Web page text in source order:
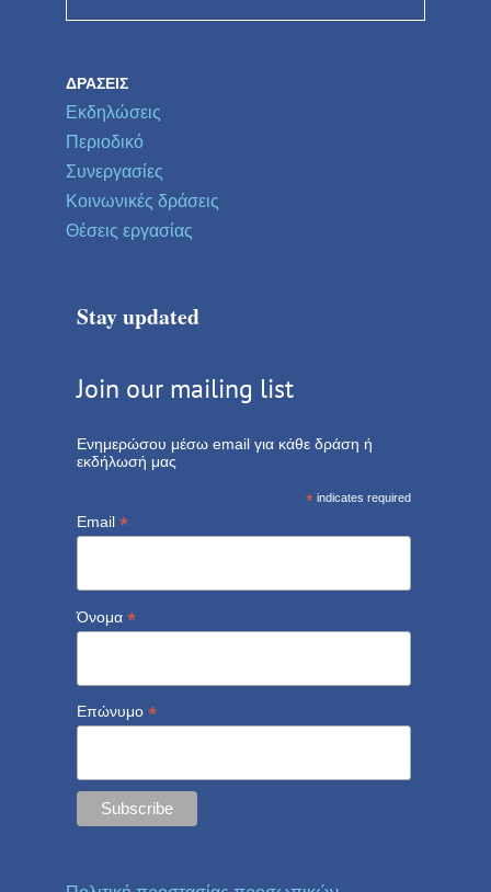
ΔΡΆΣΕΙΣ
Εκδηλώσεις
Περιοδικό
Συνεργασίες
Κοινωνικές δράσεις
Θέσεις εργασίας
Stay updated
Join our mailing list
Ενημερώσου μέσω email για κάθε δράση ή
εκδήλωσή μας
* indicates required
Email *
Όνομα *
Επώνυμο *